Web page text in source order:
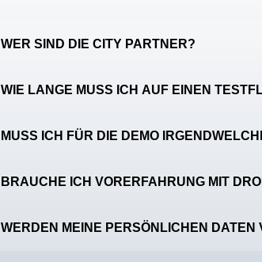
WER SIND DIE CITY PARTNER?
WIE LANGE MUSS ICH AUF EINEN
MUSS ICH FÜR DIE DEMO
BRAUCHE ICH VORERFAHRUNG MIT
WERDEN MEINE PERSÖNLICHEN